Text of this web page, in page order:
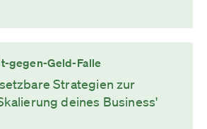
gegen-Geld-Falle
Strategien zur
deines Business'